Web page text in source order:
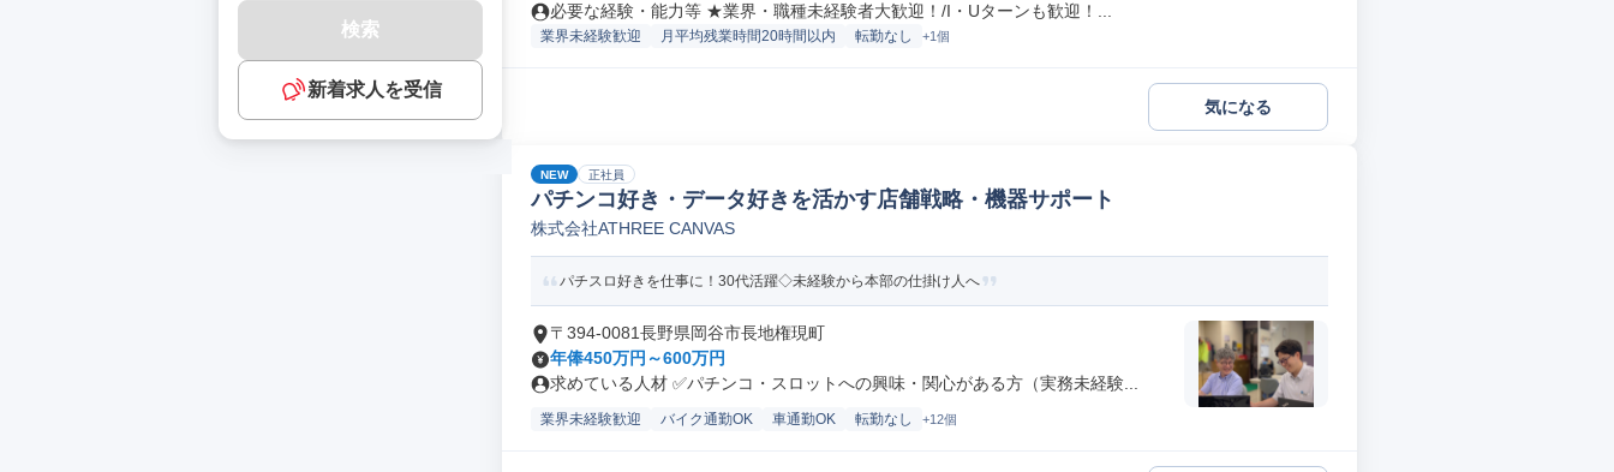
検索
新着求人を受信
必要な経験・能力等 ★業界・職種未経験者大歓迎！/I・Uターンも歓迎！...
業界未経験歓迎 月平均残業時間20時間以内 転勤なし +1個
気になる
NEW 正社員
パチンコ好き・データ好きを活かす店舗戦略・機器サポート
株式会社ATHREE CANVAS
パチスロ好きを仕事に！30代活躍◇未経験から本部の仕掛け人へ
〒394-0081長野県岡谷市長地権現町
年俸450万円～600万円
求めている人材 ✅パチンコ・スロットへの興味・関心がある方（実務未経験...
業界未経験歓迎 バイク通勤OK 車通勤OK 転勤なし +12個